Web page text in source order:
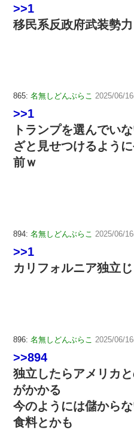
>>1
移民系反政府武装勢力
865: 名無しどんぶらこ 2025/06/
>>1
トランプを選んでい
ざと見せつけるよう
前ｗ
894: 名無しどんぶらこ 2025/06/
>>1
カリフォルニア独立
896: 名無しどんぶらこ 2025/06/
>>894
独立したらアメリカ
がかかる
今のようには儲から
食料とかも